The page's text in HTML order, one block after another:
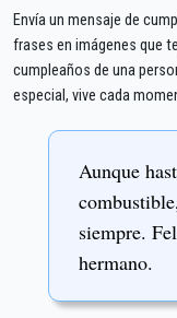
Envía un mensaje de
frases en imágenes que
cumpleaños de una
especial, vive cada
Aunque
siempre.
hermano.